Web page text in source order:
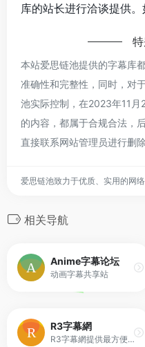
库的站长进行洽谈提供
本站爱思链池提供的字幕库
准确性和完整性，同时，对
池实际控制，在2023年11
的内容，都属于合规合法，
直接联系网站管理员进行删
爱思链池致力于优质、实用的网
相关导航
Anime字幕论坛
动画字幕共享站
R3字幕網
R3字幕網提供最方便的字幕搜尋、電影簡介、電影劇照、電影評分